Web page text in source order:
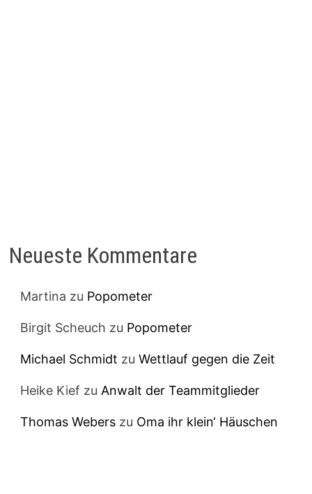
Neueste Kommentare
Martina zu Popometer
Birgit Scheuch zu Popometer
Michael Schmidt zuWettlauf gegen die Zeit
Heike Kief zuAnwalt der Teammitglieder
Thomas Webers zu Oma ihr klein‘ Häuschen